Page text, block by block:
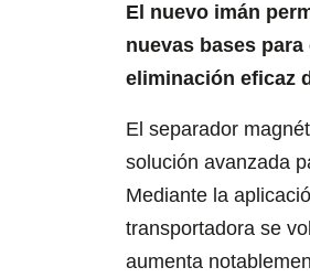
El nuevo imán
nuevas bases
eliminación eficaz
El separador
solución avanzada
Mediante la
transportadora se
aumenta